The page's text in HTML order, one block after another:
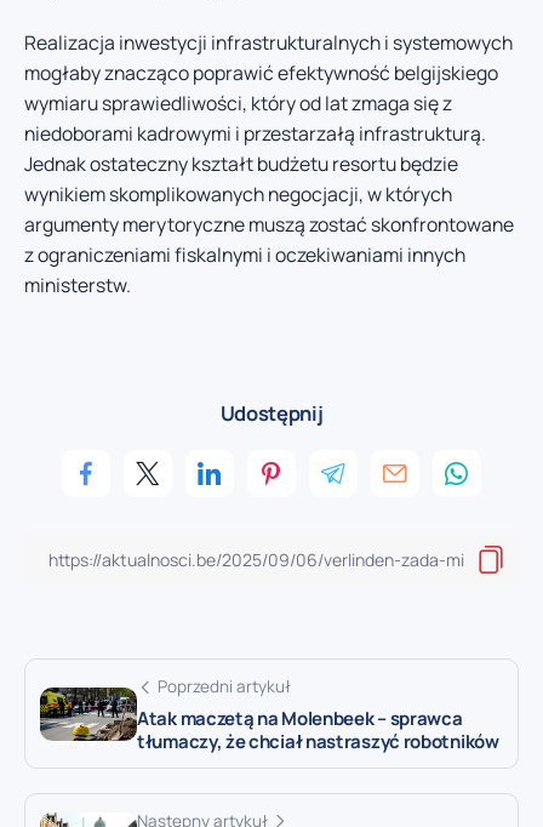
Realizacja inwestycji infrastrukturalnych i systemowych
mogłaby znacząco poprawić efektywność belgijskiego
wymiaru sprawiedliwości, który od lat zmaga się z
niedoborami kadrowymi i przestarzałą infrastrukturą.
Jednak ostateczny kształt budżetu resortu będzie
wynikiem skomplikowanych negocjacji, w których
argumenty merytoryczne muszą zostać skonfrontowane
z ograniczeniami fiskalnymi i oczekiwaniami innych
ministerstw.
Udostępnij
Poprzedni artykuł
Atak maczetą na Molenbeek – sprawca
tłumaczy, że chciał nastraszyć robotników
Następny artykuł